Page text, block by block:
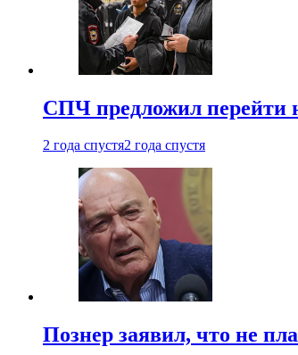
СПЧ предложил перейти
2 года спустя2 года спустя
Познер заявил, что не